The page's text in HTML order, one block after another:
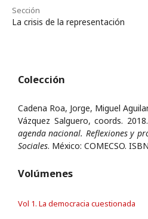
Sección
La crisis de la representación
Colección
Cadena Roa, Jorge, Miguel
Vázquez Salguero, coords. 2018.
agenda nacional. Reflexiones y
Sociales. México: COMECSO.
Volúmenes
Vol 1. La democracia cuestionada